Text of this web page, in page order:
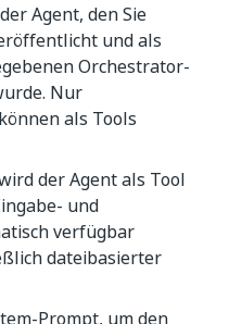
Agent, den Sie
und als
Orchestrator-
Nur
als Tools
der Agent als Tool
und
verfügbar
dateibasierter
Prompt, um den